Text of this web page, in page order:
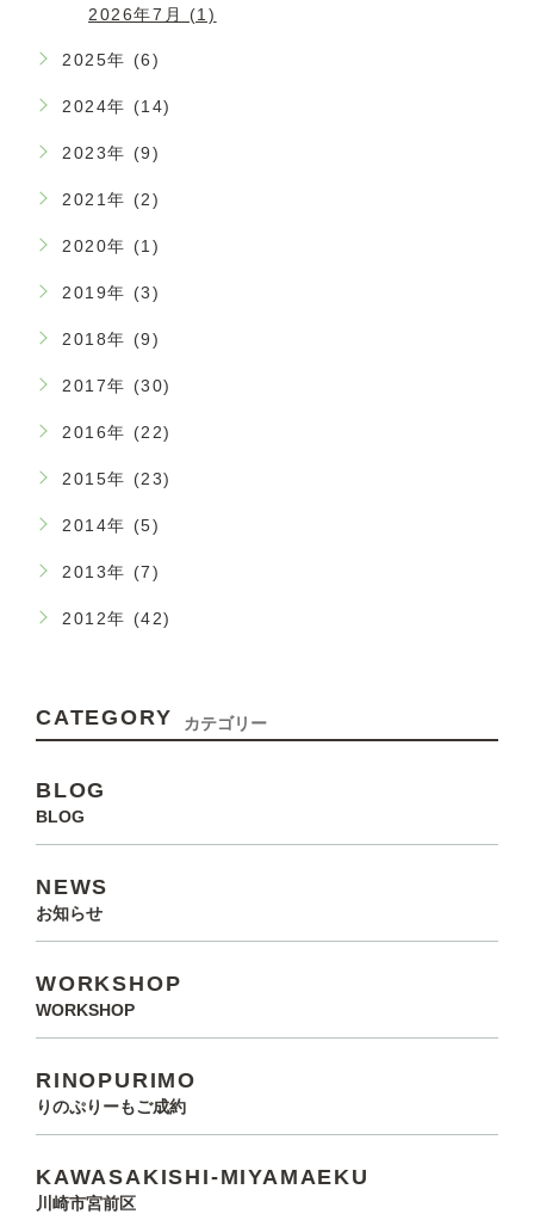
2026年7月 (1)
2025年 (6)
2024年 (14)
2023年 (9)
2021年 (2)
2020年 (1)
2019年 (3)
2018年 (9)
2017年 (30)
2016年 (22)
2015年 (23)
2014年 (5)
2013年 (7)
2012年 (42)
CATEGORY カテゴリー
BLOG
BLOG
NEWS
お知らせ
WORKSHOP
WORKSHOP
RINOPURIMO
りのぷりーもご成約
KAWASAKISHI-MIYAMAEKU
川崎市宮前区